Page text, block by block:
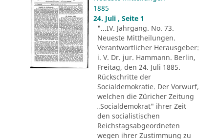
1885
24. Juli , Seite 1
"...IV. Jahrgang. No. 73.
Neueste Mittheilungen.
Verantwortlicher Herausgeber:
i. V. Dr. jur. Hammann. Berlin,
Freitag, den 24. Juli 1885.
Rückschritte der
Socialdemokratie. Der Vorwurf,
welchen die Züricher Zeitung
„Socialdemokrat" ihrer Zeit
den socialistischen
Reichstagsabgeordneten
wegen ihrer Zustimmung zu